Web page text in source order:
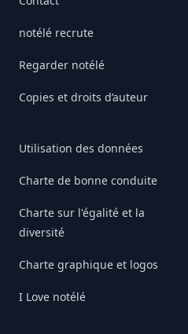
notélé recrute
Regarder notélé
Copies et droits d’auteur
Utilisation des données
Charte de bonne conduite
Charte sur l'égalité et la
diversité
Charte graphique et logos
I Love notélé